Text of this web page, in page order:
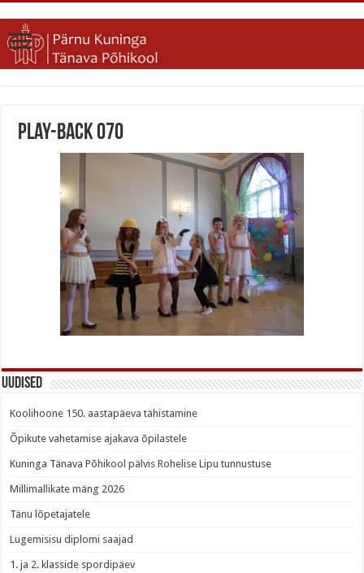
Play-back 070
Uudised
Koolihoone 150. aastapäeva tähistamine
Õpikute vahetamise ajakava õpilastele
Kuninga Tänava Põhikool pälvis Rohelise Lipu tunnustuse
Millimallikate mäng 2026
Tänu lõpetajatele
Lugemisisu diplomi saajad
1. ja 2. klasside spordipäev